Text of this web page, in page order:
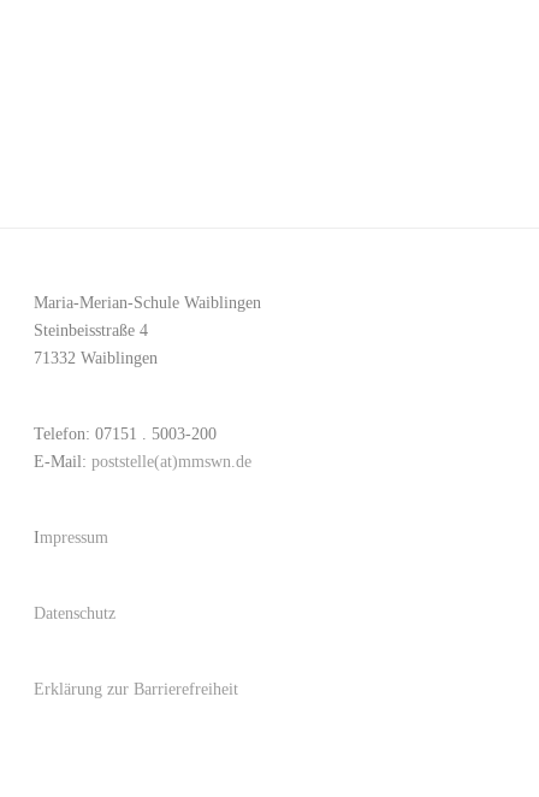
Maria-Merian-Schule Waiblingen
Steinbeisstraße 4
71332 Waiblingen
Telefon: 07151 . 5003-200
E-Mail:poststelle(at)mmswn.de
Impressum
Datenschutz
Erklärung zur Barrierefreiheit